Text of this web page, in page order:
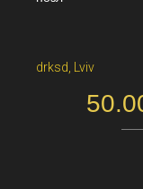
drksd, Lviv